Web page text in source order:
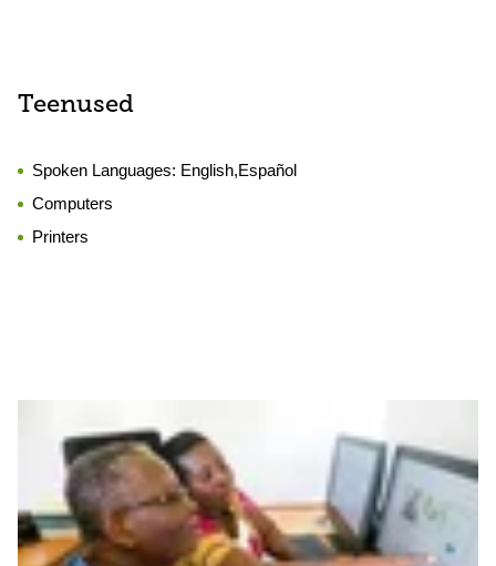
Teenused
Spoken Languages: English,Español
Computers
Printers